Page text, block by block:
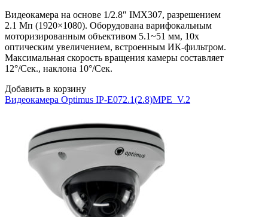
Видеокамера на основе 1/2.8″ IMX307, разрешением
2.1 Мп (1920×1080). Оборудована варифокальным
моторизированным объективом 5.1~51 мм, 10x
оптическим увеличением, встроенным ИК-фильтром.
Максимальная скорость вращения камеры составляет
12°/Сек., наклона 10°/Сек.
Добавить в корзину
Видеокамера Optimus IP-E072.1(2.8)MPE_V.2